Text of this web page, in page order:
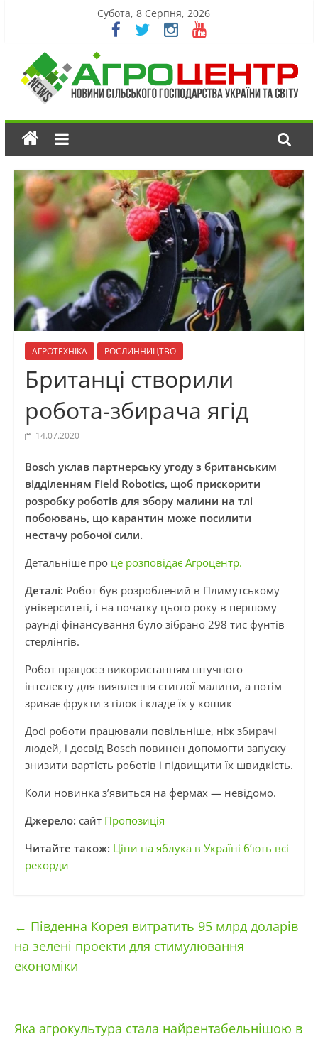
Субота, 8 Серпня, 2026
АГРОТЕХНІКА РОСЛИННИЦТВО
Британці створили
робота-збирача ягід
14.07.2020
Bosch уклав партнерську угоду з британським
відділенням Field Robotics, щоб прискорити
розробку роботів для збору малини на тлі
побоювань, що карантин може посилити
нестачу робочої сили.
Детальніше про це розповідає Агроцентр.
Деталі: Робот був розроблений в Плимутському
університеті, і на початку цього року в першому
раунді фінансування було зібрано 298 тис фунтів
стерлінгів.
Робот працює з використанням штучного
інтелекту для виявлення стиглої малини, а потім
зриває фрукти з гілок і кладе їх у кошик
Досі роботи працювали повільніше, ніж збирачі
людей, і досвід Bosch повинен допомогти запуску
знизити вартість роботів і підвищити їх швидкість.
Коли новинка з’явиться на фермах — невідомо.
Джерело: сайт Пропозиція
Читайте також: Ціни на яблука в Україні б’ють всі
рекорди
← Південна Корея витратить 95 млрд доларів
на зелені проекти для стимулювання
економіки
Яка агрокультура стала найрентабельнішою в